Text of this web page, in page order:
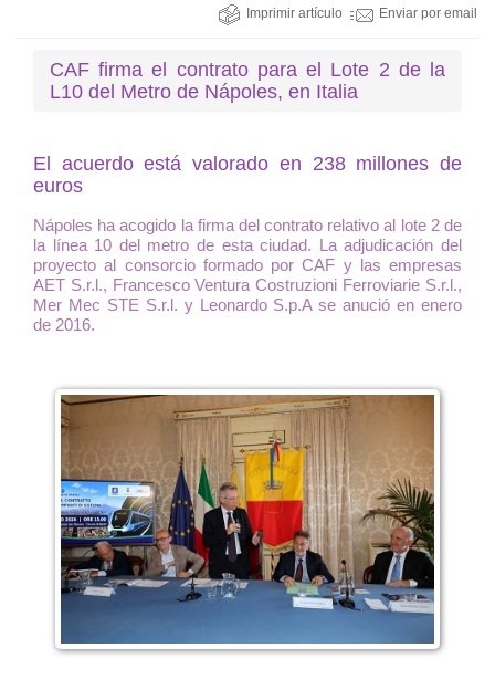
Imprimir artículo Enviar por email
CAF firma el contrato para el Lote 2 de la
L10 del Metro de Nápoles, en Italia
El acuerdo está valorado en 238 millones de
euros
Nápoles ha acogido la firma del contrato relativo al lote 2 de
la línea 10 del metro de esta ciudad. La adjudicación del
proyecto al consorcio formado por CAF y las empresas
AET S.r.l., Francesco Ventura Costruzioni Ferroviarie S.r.l.,
Mer Mec STE S.r.l. y Leonardo S.p.A se anució en enero
de 2016.